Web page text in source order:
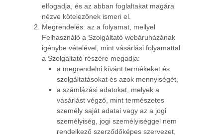
elfogadja, és az abban foglaltakat magára
nézve kötelezőnek ismeri el.
Megrendelés: az a folyamat, mellyel
Felhasználó a Szolgáltató webáruházának
igénybe vételével, mint vásárlási folyamattal
a Szolgáltató részére megadja:
a megrendelni kívánt termékeket és
szolgáltatásokat és azok mennyiségét,
a számlázási adatokat, melyek a
vásárlást végző, mint természetes
személy saját adatai vagy az a jogi
személyiség, jogi személyiséggel nem
rendelkező szerződőképes szervezet,